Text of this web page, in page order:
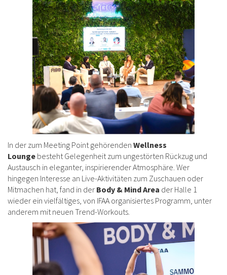
In der zum Meeting Point gehörenden Wellness
Lounge besteht Gelegenheit zum ungestörten Rückzug und
Austausch in eleganter, inspirierender Atmosphäre. Wer
hingegen Interesse an Live-Aktivitäten zum Zuschauen oder
Mitmachen hat, fand in der Body & Mind Area der Halle 1
wieder ein vielfältiges, von IFAA organisiertes Programm, unter
anderem mit neuen Trend-Workouts.